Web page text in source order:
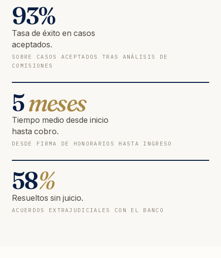
93%
Tasa de éxito en casos
aceptados.
SOBRE CASOS ACEPTADOS TRAS ANÁLISIS DE
COMISIONES
5meses
Tiempo medio desde inicio
hasta cobro.
DESDE FIRMA DE HONORARIOS HASTA INGRESO
58%
Resueltos sin juicio.
ACUERDOS EXTRAJUDICIALES CON EL BANCO